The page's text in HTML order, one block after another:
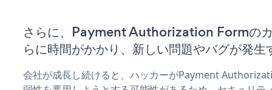
さらに、Payment Authorization Formのカ
らに時間がかかり、新しい問題やバグが発生
会社が成長し続けると、ハッカーがPayment